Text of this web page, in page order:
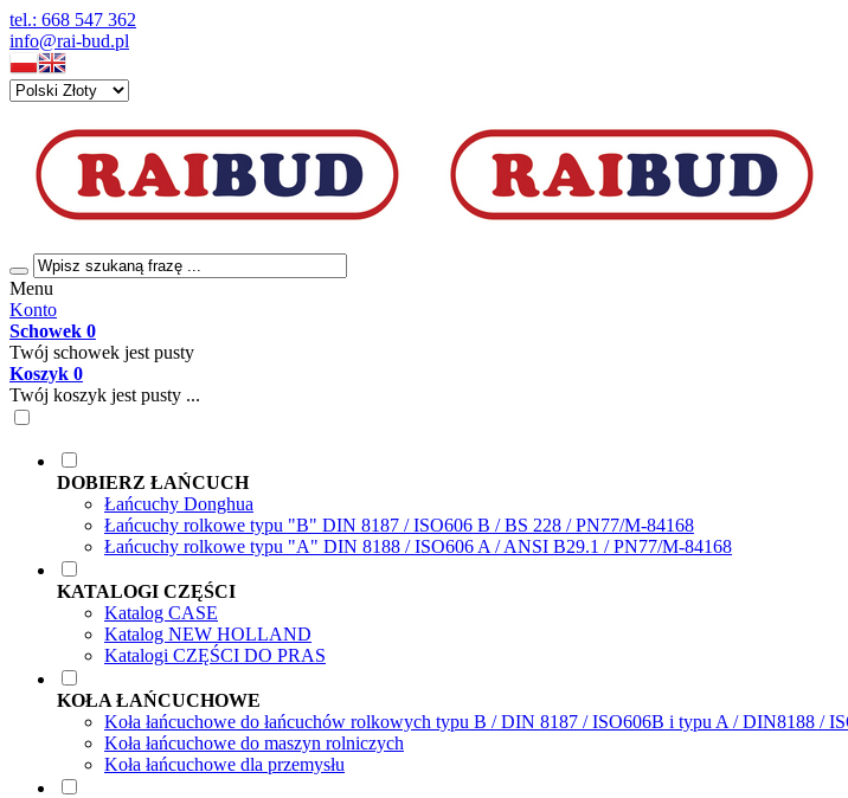
tel.: 668 547 362
info@rai-bud.pl
Menu
Konto
Schowek 0
Twój schowek jest pusty
Koszyk 0
Twój koszyk jest pusty ...
DOBIERZ ŁAŃCUCH
Łańcuchy Donghua
Łańcuchy rolkowe typu "B" DIN 8187 / ISO606 B / BS 228 / PN77/M-84168
Łańcuchy rolkowe typu "A" DIN 8188 / ISO606 A / ANSI B29.1 / PN77/M-84168
KATALOGI CZĘŚCI
Katalog CASE
Katalog NEW HOLLAND
Katalogi CZĘŚCI DO PRAS
KOŁA ŁAŃCUCHOWE
Koła łańcuchowe do łańcuchów rolkowych typu B / DIN 8187 / ISO606B i typu A / DIN8188 /
Koła łańcuchowe do maszyn rolniczych
Koła łańcuchowe dla przemysłu